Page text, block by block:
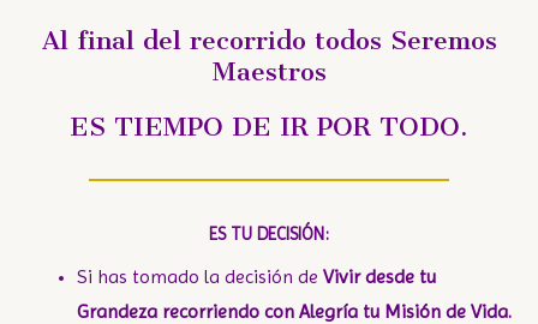
Al final del recorrido todos Seremos
Maestros
ES TIEMPO DE IR POR TODO.
ES TU DECISIÓN:
Si has tomado la decisión de Vivir desde tu
Grandeza recorriendo con Alegría tu Misión de Vida.